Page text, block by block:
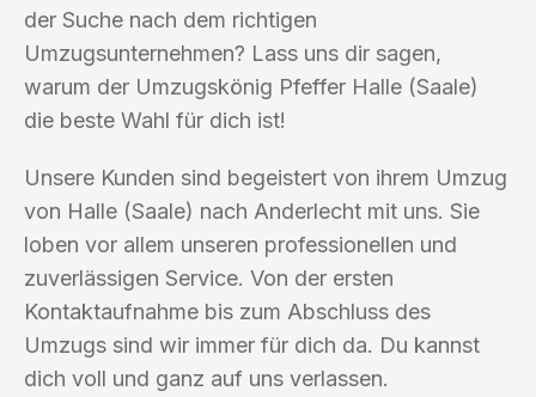
der Suche nach dem richtigen
Umzugsunternehmen? Lass uns dir sagen,
warum der Umzugskönig Pfeffer Halle (Saale)
die beste Wahl für dich ist!
Unsere Kunden sind begeistert von ihrem Umzug
von Halle (Saale) nach Anderlecht mit uns. Sie
loben vor allem unseren professionellen und
zuverlässigen Service. Von der ersten
Kontaktaufnahme bis zum Abschluss des
Umzugs sind wir immer für dich da. Du kannst
dich voll und ganz auf uns verlassen.